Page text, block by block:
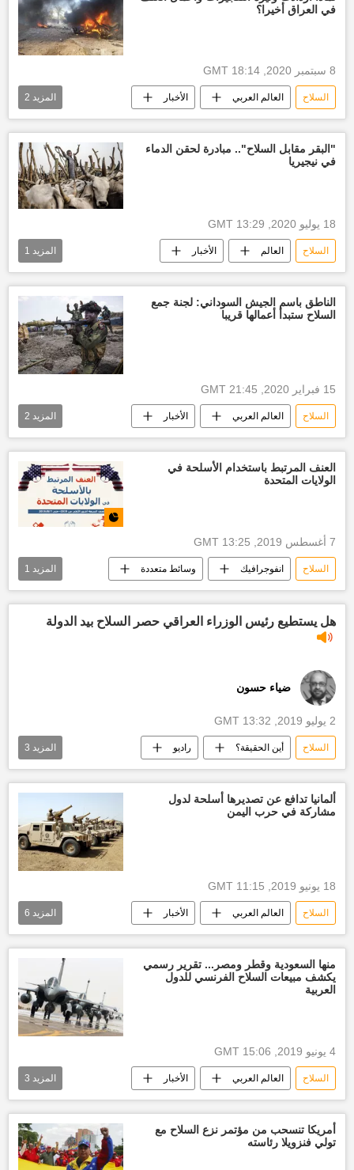
في العراق أخيرا؟
8 سبتمبر 2020, 18:14 GMT
السلاح العالم العربي الأخبار
تفجيرات تجارة السلاح
المزيد 2
"البقر مقابل السلاح".. مبادرة لحقن الدماء
في نيجيريا
18 يوليو 2020, 13:29 GMT
السلاح العالم الأخبار
تصدير الماشية نيجيريا
المزيد 1
الناطق باسم الجيش السوداني: لجنة جمع
السلاح ستبدأ أعمالها قريبا
15 فبراير 2020, 21:45 GMT
السلاح العالم العربي الأخبار
أخبار السودان اليوم
قوات الدعم السريع السودانية
المزيد 2
العنف المرتبط باستخدام الأسلحة في
الولايات المتحدة
7 أغسطس 2019, 13:25 GMT
السلاح انفوجرافيك وسائط متعددة
الولايات المتحدة الأمريكية
المزيد 1
هل يستطيع رئيس الوزراء العراقي حصر السلاح بيد الدولة
ضياء حسون
2 يوليو 2019, 13:32 GMT
السلاح أين الحقيقة؟ راديو
عادل عبد المهدي الدولة مرسوم
المزيد 3
ألمانيا تدافع عن تصديرها أسلحة لدول
مشاركة في حرب اليمن
18 يونيو 2019, 11:15 GMT
السلاح العالم العربي الأخبار
أخبار السعودية اليوم أسلحة ألمانية
تصدير أسلحة أخبار الجيش السعودي
أخبار ألمانيا الحرب على اليمن
المزيد 6
منها السعودية وقطر ومصر... تقرير رسمي
يكشف مبيعات السلاح الفرنسي للدول
العربية
4 يونيو 2019, 15:06 GMT
السلاح العالم العربي الأخبار
الدول العربية أخبار السعودية اليوم
بيع السلاح
المزيد 3
أمريكا تنسحب من مؤتمر نزع السلاح مع
تولي فنزويلا رئاسته